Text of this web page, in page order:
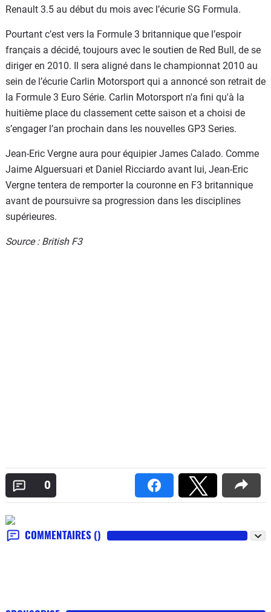
Renault 3.5 au début du mois avec l’écurie SG Formula.
Pourtant c’est vers la Formule 3 britannique que l’espoir
français a décidé, toujours avec le soutien de Red Bull, de se
diriger en 2010. Il sera aligné dans le championnat 2010 au
sein de l’écurie Carlin Motorsport qui a annoncé son retrait de
la Formule 3 Euro Série. Carlin Motorsport n'a fini qu'à la
huitième place du classement cette saison et a choisi de
s’engager l’an prochain dans les nouvelles GP3 Series.
Jean-Eric Vergne aura pour équipier James Calado. Comme
Jaime Alguersuari et Daniel Ricciardo avant lui, Jean-Eric
Vergne tentera de remporter la couronne en F3 britannique
avant de poursuivre sa progression dans les disciplines
supérieures.
Source : British F3
0
COMMENTAIRES ()